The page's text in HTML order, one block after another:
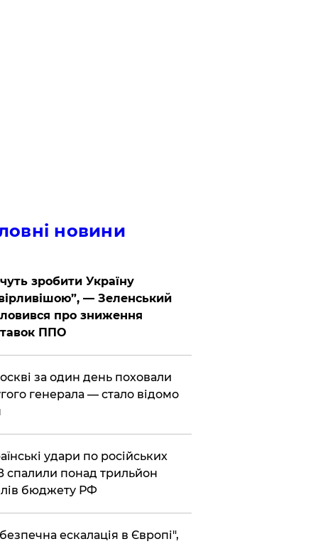
новини
зробити Україну
— Зеленський
про зниження
ППО
за один день поховали
генерала — стало відомо
удари по російських
спалили понад трильйон
бюджету РФ
ескалація в Європі",